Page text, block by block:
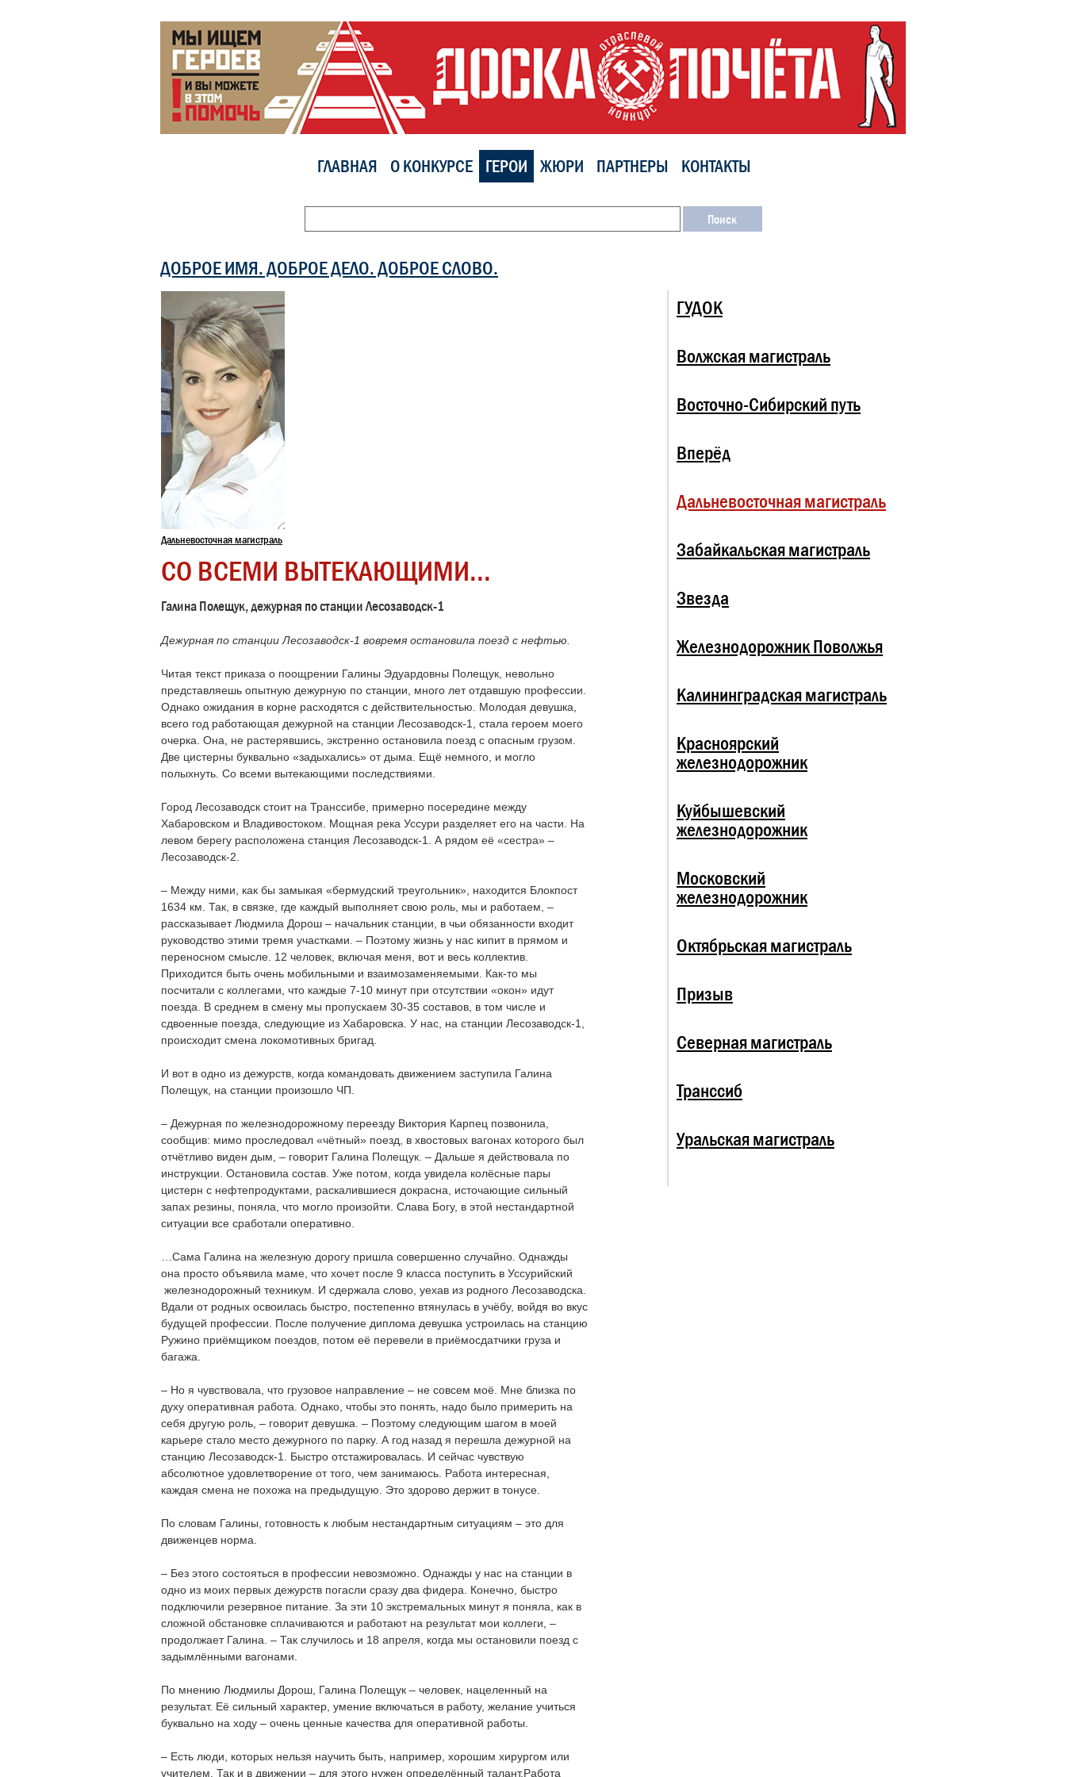
ГЛАВНАЯ О КОНКУРСЕ ГЕРОИ ЖЮРИ ПАРТНЕРЫ КОНТАКТЫ
ДОБРОЕ ИМЯ. ДОБРОЕ ДЕЛО. ДОБРОЕ СЛОВО.
Дальневосточная магистраль
СО ВСЕМИ ВЫТЕКАЮЩИМИ...
Галина Полещук, дежурная по станции Лесозаводск-1
Дежурная по станции Лесозаводск-1 вовремя остановила поезд с нефтью.
Читая текст приказа о поощрении Галины Эдуардовны Полещук, невольно
представляешь опытную дежурную по станции, много лет отдавшую профессии.
Однако ожидания в корне расходятся с действительностью. Молодая девушка,
всего год работающая дежурной на станции Лесозаводск-1, стала героем моего
очерка. Она, не растерявшись, экстренно остановила поезд с опасным грузом.
Две цистерны буквально «задыхались» от дыма. Ещё немного, и могло
полыхнуть. Со всеми вытекающими последствиями.
Город Лесозаводск стоит на Транссибе, примерно посередине между
Хабаровском и Владивостоком. Мощная река Уссури разделяет его на части. На
левом берегу расположена станция Лесозаводск-1. А рядом её «сестра» –
Лесозаводск-2.
– Между ними, как бы замыкая «бермудский треугольник», находится Блокпост
1634 км. Так, в связке, где каждый выполняет свою роль, мы и работаем, –
рассказывает Людмила Дорош – начальник станции, в чьи обязанности входит
руководство этими тремя участками. – Поэтому жизнь у нас кипит в прямом и
переносном смысле. 12 человек, включая меня, вот и весь коллектив.
Приходится быть очень мобильными и взаимозаменяемыми. Как-то мы
посчитали с коллегами, что каждые 7-10 минут при отсутствии «окон» идут
поезда. В среднем в смену мы пропускаем 30-35 составов, в том числе и
сдвоенные поезда, следующие из Хабаровска. У нас, на станции Лесозаводск-1,
происходит смена локомотивных бригад.
И вот в одно из дежурств, когда командовать движением заступила Галина
Полещук, на станции произошло ЧП.
– Дежурная по железнодорожному переезду Виктория Карпец позвонила,
сообщив: мимо проследовал «чётный» поезд, в хвостовых вагонах которого был
отчётливо виден дым, – говорит Галина Полещук. – Дальше я действовала по
инструкции. Остановила состав. Уже потом, когда увидела колёсные пары
цистерн с нефтепродуктами, раскалившиеся докрасна, источающие сильный
запах резины, поняла, что могло произойти. Слава Богу, в этой нестандартной
ситуации все сработали оперативно.
…Сама Галина на железную дорогу пришла совершенно случайно. Однажды
она просто объявила маме, что хочет после 9 класса поступить в Уссурийский
железнодорожный техникум. И сдержала слово, уехав из родного Лесозаводска.
Вдали от родных освоилась быстро, постепенно втянулась в учёбу, войдя во вкус
будущей профессии. После получение диплома девушка устроилась на станцию
Ружино приёмщиком поездов, потом её перевели в приёмосдатчики груза и
багажа.
– Но я чувствовала, что грузовое направление – не совсем моё. Мне близка по
духу оперативная работа. Однако, чтобы это понять, надо было примерить на
себя другую роль, – говорит девушка. – Поэтому следующим шагом в моей
карьере стало место дежурного по парку. А год назад я перешла дежурной на
станцию Лесозаводск-1. Быстро отстажировалась. И сейчас чувствую
абсолютное удовлетворение от того, чем занимаюсь. Работа интересная,
каждая смена не похожа на предыдущую. Это здорово держит в тонусе.
По словам Галины, готовность к любым нестандартным ситуациям – это для
движенцев норма.
– Без этого состояться в профессии невозможно. Однажды у нас на станции в
одно из моих первых дежурств погасли сразу два фидера. Конечно, быстро
подключили резервное питание. За эти 10 экстремальных минут я поняла, как в
сложной обстановке сплачиваются и работают на результат мои коллеги, –
продолжает Галина. – Так случилось и 18 апреля, когда мы остановили поезд с
задымлёнными вагонами.
По мнению Людмилы Дорош, Галина Полещук – человек, нацеленный на
результат. Её сильный характер, умение включаться в работу, желание учиться
буквально на ходу – очень ценные качества для оперативной работы.
– Есть люди, которых нельзя научить быть, например, хорошим хирургом или
учителем. Так и в движении – для этого нужен определённый талант.Работа
ГУДОК
Волжская магистраль
Восточно-Сибирский путь
Вперёд
Дальневосточная магистраль
Забайкальская магистраль
Звезда
Железнодорожник Поволжья
Калининградская магистраль
Красноярский
железнодорожник
Куйбышевский
железнодорожник
Московский
железнодорожник
Октябрьская магистраль
Призыв
Северная магистраль
Транссиб
Уральская магистраль